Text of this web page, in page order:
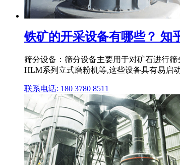
铁矿的开采设备有哪些？ 知
筛分设备：筛分设备主要用于对矿石进行
HLM系列立式磨粉机等,这些设备具有易启
联系电话: 180 3780 8511